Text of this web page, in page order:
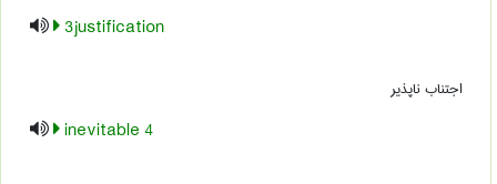
3justification
اجتناب ناپذیر
4 inevitable